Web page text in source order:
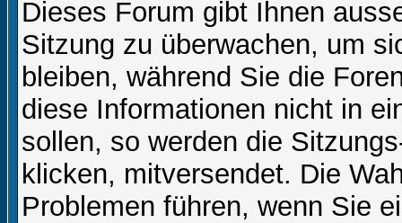
Dieses Forum gibt Ihnen
Sitzung zu überwachen, um
bleiben, während Sie die
diese Informationen nicht in
sollen, so werden die
klicken, mitversendet. Die
Problemen führen, wenn Sie